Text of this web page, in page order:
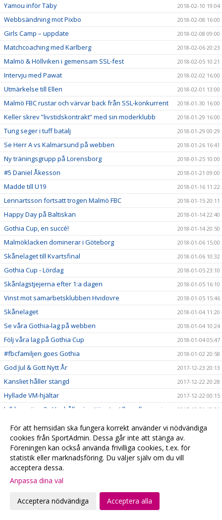
Yamou inför Täby 2018-02-10 19:04
Webbsändning mot Pixbo 2018-02-08 16:00
Girls Camp – uppdate 2018-02-08 09:00
Matchcoaching med Karlberg 2018-02-06 20:23
Malmö & Höllviken i gemensam SSL-fest 2018-02-05 10:21
Intervju med Pawat 2018-02-02 16:00
Utmärkelse till Ellen 2018-02-01 13:00
Malmö FBC rustar och värvar back från SSL-konkurrent 2018-01-30 16:00
Keller skrev ”livstidskontrakt” med sin moderklubb 2018-01-29 16:00
Tung seger i tuff batalj 2018-01-29 00:29
Se Herr A vs Kalmarsund på webben 2018-01-26 16:41
Ny träningsgrupp på Lorensborg 2018-01-25 10:00
#5 Daniel Åkesson 2018-01-21 09:00
Madde till U19 2018-01-16 11:22
Lennartsson fortsatt trogen Malmö FBC 2018-01-15 20:11
Happy Day på Baltiskan 2018-01-14 22:40
Gothia Cup, en succé! 2018-01-14 20:50
Malmöklacken dominerar i Göteborg 2018-01-06 15:00
Skånelaget till Kvartsfinal 2018-01-06 10:32
Gothia Cup - Lördag 2018-01-05 23:10
Skånlagstjejerna efter 1:a dagen 2018-01-05 16:10
Vinst mot samarbetsklubben Hvidovre 2018-01-05 15:46
Skånelaget 2018-01-04 11:20
Se våra Gothia-lag på webben 2018-01-04 10:24
Följ våra lag på Gothia Cup 2018-01-04 05:47
#fbcfamiljen goes Gothia 2018-01-02 20:58
God Jul & Gott Nytt År 2017-12-23 20:13
Kansliet håller stängd 2017-12-22 20:28
Hyllade VM-hjältar 2017-12-22 00:15
Julklappstips 2 - Hushållsnära tjänster till medlemspriser 2017-12-21 12:31
Damerna vidare i SkM
Målvaktsträning 2017-12-21 09:52
Julklappstips 1 – Teamson Webbutik 2017-12-20 17:23
0 poäng...
FRI ENTRÉ
Musikhjälpen - Malmö FBCs insamlingsbössa
För att hemsidan ska fungera korrekt använder vi nödvändiga
cookies från SportAdmin. Dessa går inte att stänga av.
Föreningen kan också använda frivilliga cookies, t.ex. för
statistik eller marknadsföring. Du väljer själv om du vill
acceptera dessa.
Anpassa dina val
Acceptera nödvändiga Acceptera alla